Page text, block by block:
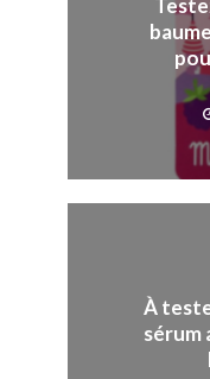
À
sérum